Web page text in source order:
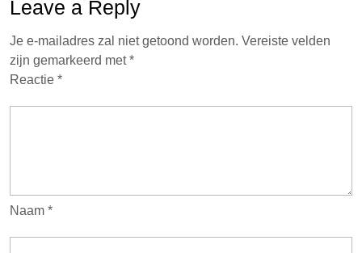
Leave a Reply
Je e-mailadres zal niet getoond worden. Vereiste velden
zijn gemarkeerd met*
Reactie *
Naam *